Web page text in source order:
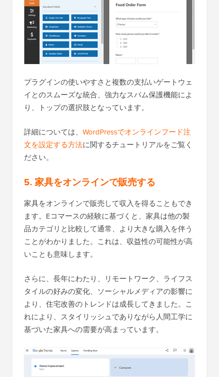
プラグインの使いやすさと複数の支払いゲートウェ
イとのスムーズな統合、強力なスパム保護機能によ
り、トップの選択肢となっています。
詳細については、 WordPressでオンラインフード注
文を設定する方法に関するチュートリアルをご覧く
ださい。
5. 家具をオンラインで販売する
家具をオンラインで販売して収入を得ることもでき
ます。Eコマースの経験に基づくと、家具は他の製
品カテゴリと比較して通常、より大きな購入を伴う
ことがわかりました。これは、収益性の可能性が高
いことも意味します。
さらに、長年にわたり、リモートワーク、ライフス
タイルの好みの変化、ソーシャルメディアの影響に
より、住宅改善のトレンドは成長してきました。こ
れにより、スタイリッシュでありながら人間工学に
基づいた家具への需要が高まっています。